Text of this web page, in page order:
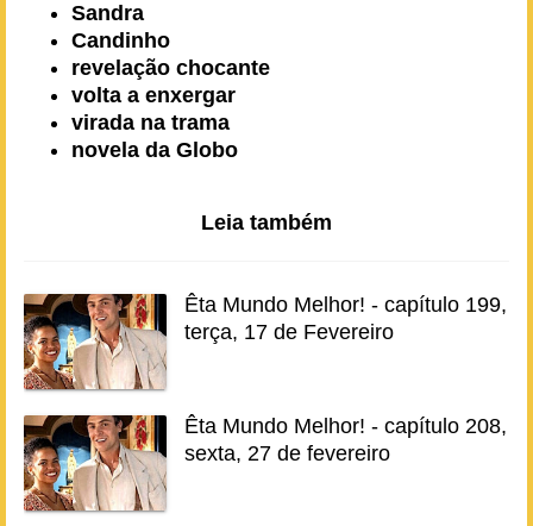
Sandra
Candinho
revelação chocante
volta a enxergar
virada na trama
novela da Globo
Leia também
Êta Mundo Melhor! - capítulo 199,
terça, 17 de Fevereiro
Êta Mundo Melhor! - capítulo 208,
sexta, 27 de fevereiro